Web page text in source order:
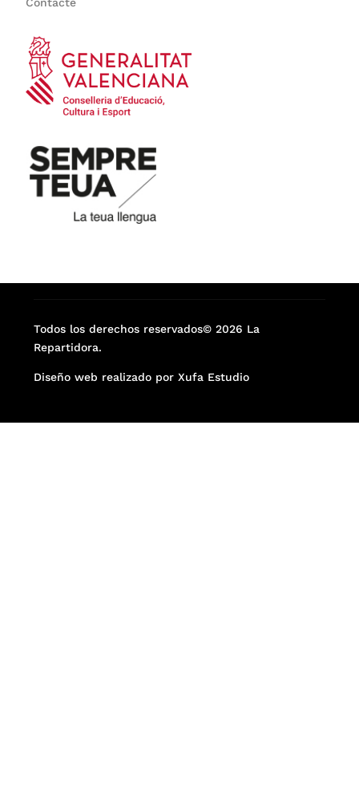
Todos los derechos reservados© 2026 La
Repartidora.
Diseño web realizado por Xufa Estudio